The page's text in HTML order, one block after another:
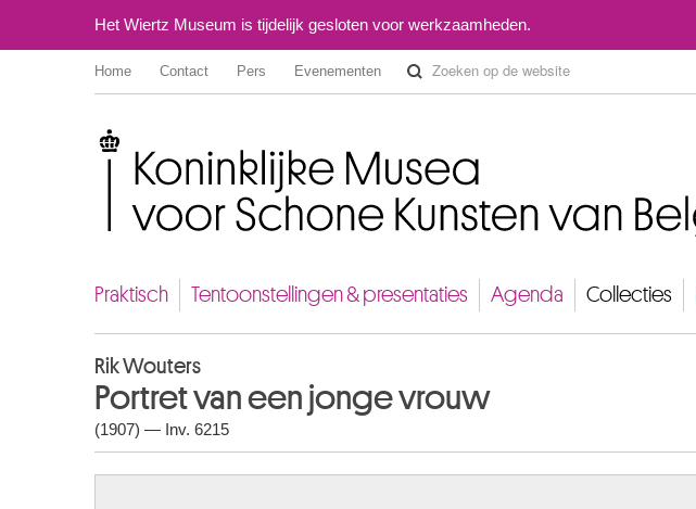
Het Wiertz Museum is tijdelijk gesloten voor werkzaamheden.
Home Contact Pers Evenementen
Praktisch Tentoonstellingen & presentaties Agenda Collecties
Rik Wouters
Portret van een jonge vrouw
(1907) — Inv. 6215